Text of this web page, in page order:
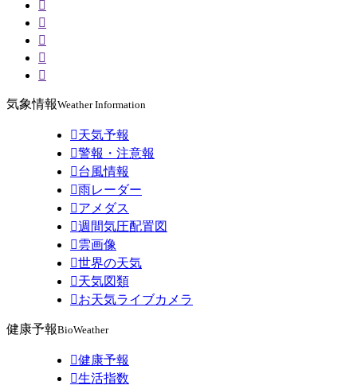





気象情報Weather Information
天気予報
警報・注意報
台風情報
雨レーダー
アメダス
週間気圧配置図
雲画像
世界の天気
天気図類
お天気ライブカメラ
健康予報BioWeather
健康予報
生活指数